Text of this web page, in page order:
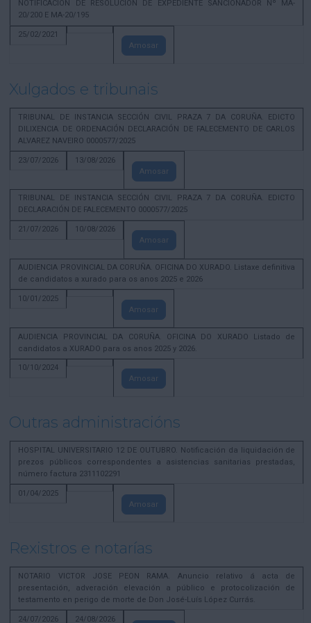
NOTIFICACION DE RESOLUCION DE EXPEDIENTE SANCIONADOR Nº MA-
20/200 E MA-20/195
25/02/2021
Amosar
Xulgados e tribunais
TRIBUNAL DE INSTANCIA SECCIÓN CIVIL PRAZA 7 DA CORUÑA. EDICTO
DILIXENCIA DE ORDENACIÓN DECLARACIÓN DE FALECEMENTO DE CARLOS
ALVAREZ NAVEIRO 0000577/2025
23/07/2026
13/08/2026
Amosar
TRIBUNAL DE INSTANCIA SECCIÓN CIVIL PRAZA 7 DA CORUÑA. EDICTO
DECLARACIÓN DE FALECEMENTO 0000577/2025
21/07/2026
10/08/2026
Amosar
AUDIENCIA PROVINCIAL DA CORUÑA. OFICINA DO XURADO. Listaxe definitiva
de candidatos a xurado para os anos 2025 e 2026
10/01/2025
Amosar
AUDIENCIA PROVINCIAL DA CORUÑA. OFICINA DO XURADO Listado de
candidatos a XURADO para os anos 2025 y 2026.
10/10/2024
Amosar
Outras administracións
HOSPITAL UNIVERSITARIO 12 DE OUTUBRO. Notificación da liquidación de
prezos públicos correspondentes a asistencias sanitarias prestadas,
número factura 2311102291
01/04/2025
Amosar
Rexistros e notarías
NOTARIO VICTOR JOSE PEON RAMA. Anuncio relativo á acta de
presentación, adveración elevación a público e protocolización de
testamento en perigo de morte de Don José-Luís López Currás.
24/07/2026
24/08/2026